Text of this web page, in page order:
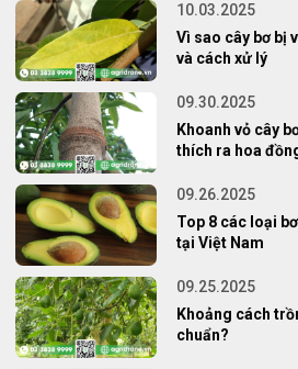
10.03.2025
Vì sao cây bơ bị
và cách xử lý
09.30.2025
Khoanh vỏ cây
thích ra hoa
09.26.2025
Top 8 các loại
tại Việt Nam
09.25.2025
Khoảng cách
chuẩn?